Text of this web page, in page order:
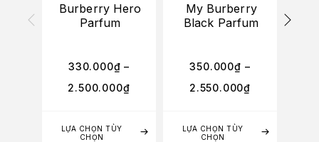
LỰA CHỌN TÙY
CHỌN
Burberry Hero
Parfum
330.000₫ –
2.500.000₫
LỰA CHỌN TÙY
CHỌN
My Burberry
Black Parfum
350.000₫ –
2.550.000₫